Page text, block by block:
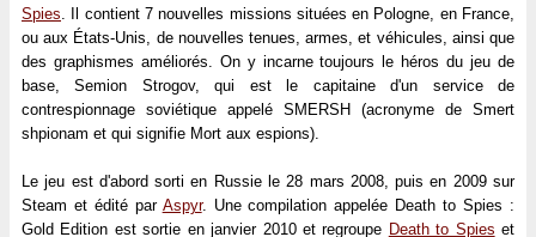
Spies. Il contient 7 nouvelles missions situées en Pologne, en France,
ou aux États-Unis, de nouvelles tenues, armes, et véhicules, ainsi que
des graphismes améliorés. On y incarne toujours le héros du jeu de
base, Semion Strogov, qui est le capitaine d'un service de
contrespionnage soviétique appelé SMERSH (acronyme de Smert
shpionam et qui signifie Mort aux espions).
Le jeu est d'abord sorti en Russie le 28 mars 2008, puis en 2009 sur
Steam et édité par Aspyr. Une compilation appelée Death to Spies :
Gold Edition est sortie en janvier 2010 et regroupe Death to Spies et